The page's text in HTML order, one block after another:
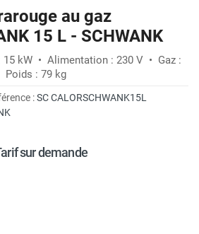
au gaz
15 L - SCHWANK
kW • Alimentation : 230 V • Gaz :
Poids : 79 kg
:SC CALORSCHWANK15L
sur demande